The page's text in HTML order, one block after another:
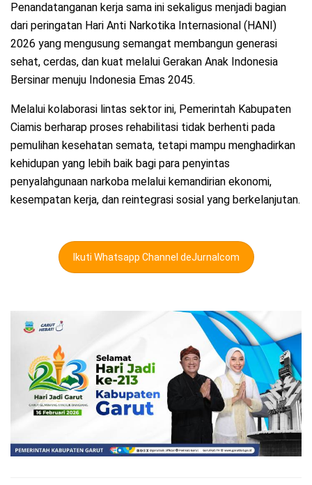
Penandatanganan kerja sama ini sekaligus menjadi bagian
dari peringatan Hari Anti Narkotika Internasional (HANI)
2026 yang mengusung semangat membangun generasi
sehat, cerdas, dan kuat melalui Gerakan Anak Indonesia
Bersinar menuju Indonesia Emas 2045.
Melalui kolaborasi lintas sektor ini, Pemerintah Kabupaten
Ciamis berharap proses rehabilitasi tidak berhenti pada
pemulihan kesehatan semata, tetapi mampu menghadirkan
kehidupan yang lebih baik bagi para penyintas
penyalahgunaan narkoba melalui kemandirian ekonomi,
kesempatan kerja, dan reintegrasi sosial yang berkelanjutan.
Ikuti Whatsapp Channel deJurnalcom